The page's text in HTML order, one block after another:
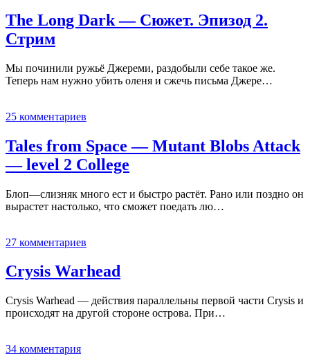
The Long Dark — Сюжет. Эпизод 2.
Стрим
Мы починили ружьё Джереми, раздобыли себе такое же.
Теперь нам нужно убить оленя и сжечь письма Джере…
25 комментариев
Tales from Space — Mutant Blobs Attack
— level 2 College
Блоп—слизняк много ест и быстро растёт. Рано или поздно он
вырастет настолько, что сможет поедать лю…
27 комментариев
Crysis Warhead
Crysis Warhead — действия параллельны первой части Crysis и
происходят на другой стороне острова. При…
34 комментария